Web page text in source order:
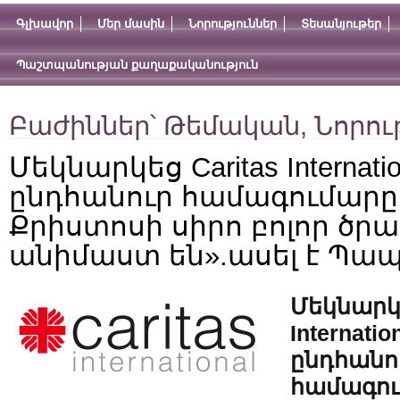
Գլխավոր Մեր մասին Նորություններ Տեսանյութեր
Պաշտպանության քաղաքականություն
Բաժիններ՝ Թեմական,
Մեկնարկեց Caritas
ընդհանուր
Քրիստոսի սիրո բոլոր
անիմաստ են».ասել է